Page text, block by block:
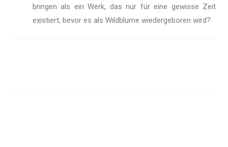
bringen als ein Werk, das nur für eine gewisse Zeit
existiert, bevor es als Wildblume wiedergeboren wird?